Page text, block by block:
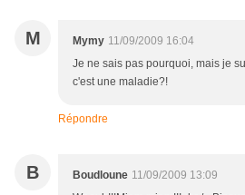
M Mymy 11/09/2009 16:04
Je ne sais pas pourquoi, mais je
c'est une maladie?!
Répondre
B Boudloune 11/09/2009 13:09